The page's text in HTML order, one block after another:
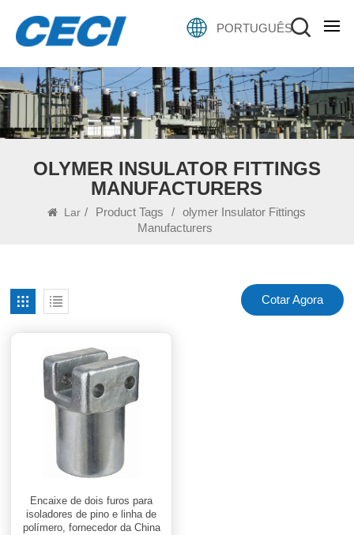
PORTUGUÊS
OLYMER INSULATOR FITTINGS
MANUFACTURERS
Lar / Product Tags /
olymer Insulator Fittings
Manufacturers
Cotar Agora
Encaixe de dois furos para
isoladores de pino e linha de
polímero, fornecedor da China